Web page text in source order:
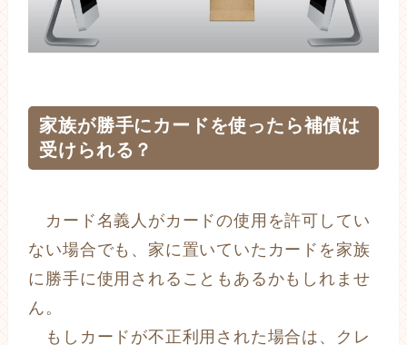
家族が勝手にカードを使ったら補償は
受けられる？
カード名義人がカードの使用を許可してい
ない場合でも、家に置いていたカードを家族
に勝手に使用されることもあるかもしれませ
ん。
もしカードが不正利用された場合は、クレ